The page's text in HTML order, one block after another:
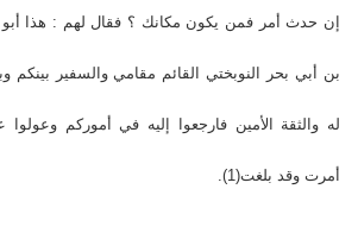
إن حدث أمر فمن يكون مكانك ؟ فقال لهم : هذا
بن أبي بحر النوبختي القائم مقامي والسفير بينكم
له والثقة الأمين فارجعوا إليه في أموركم
أمرت وقد بلغت(1).